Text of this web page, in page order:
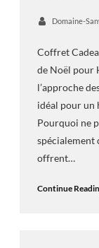
Domaine-
Coffret
de Noël pour
l’approche
idéal pour un
Pourquoi ne
spécialement
offrent…
Continue